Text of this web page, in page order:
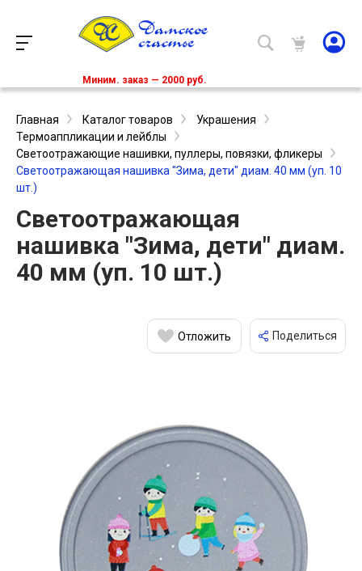
Миним. заказ — 2000 руб.
Главная Каталог товаров
Украшения
Термоаппликации и лейблы
Светоотражающие нашивки, пуллеры, повязки, фликеры
Светоотражающая нашивка "Зима, дети" диам. 40 мм (уп. 10
шт.)
Светоотражающая
нашивка "Зима, дети" диам.
40 мм (уп. 10 шт.)
Отложить Поделиться